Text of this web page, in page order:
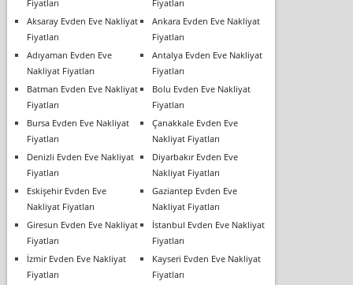
Fiyatları
Fiyatları
Aksaray Evden Eve Nakliyat
Fiyatları
Ankara Evden Eve Nakliyat
Fiyatları
Adıyaman Evden Eve
Nakliyat Fiyatları
Antalya Evden Eve Nakliyat
Fiyatları
Batman Evden Eve Nakliyat
Fiyatları
Bolu Evden Eve Nakliyat
Fiyatları
Bursa Evden Eve Nakliyat
Fiyatları
Çanakkale Evden Eve
Nakliyat Fiyatları
Denizli Evden Eve Nakliyat
Fiyatları
Diyarbakır Evden Eve
Nakliyat Fiyatları
Eskişehir Evden Eve
Nakliyat Fiyatları
Gaziantep Evden Eve
Nakliyat Fiyatları
Giresun Evden Eve Nakliyat
Fiyatları
İstanbul Evden Eve Nakliyat
Fiyatları
İzmir Evden Eve Nakliyat
Fiyatları
Kayseri Evden Eve Nakliyat
Fiyatları